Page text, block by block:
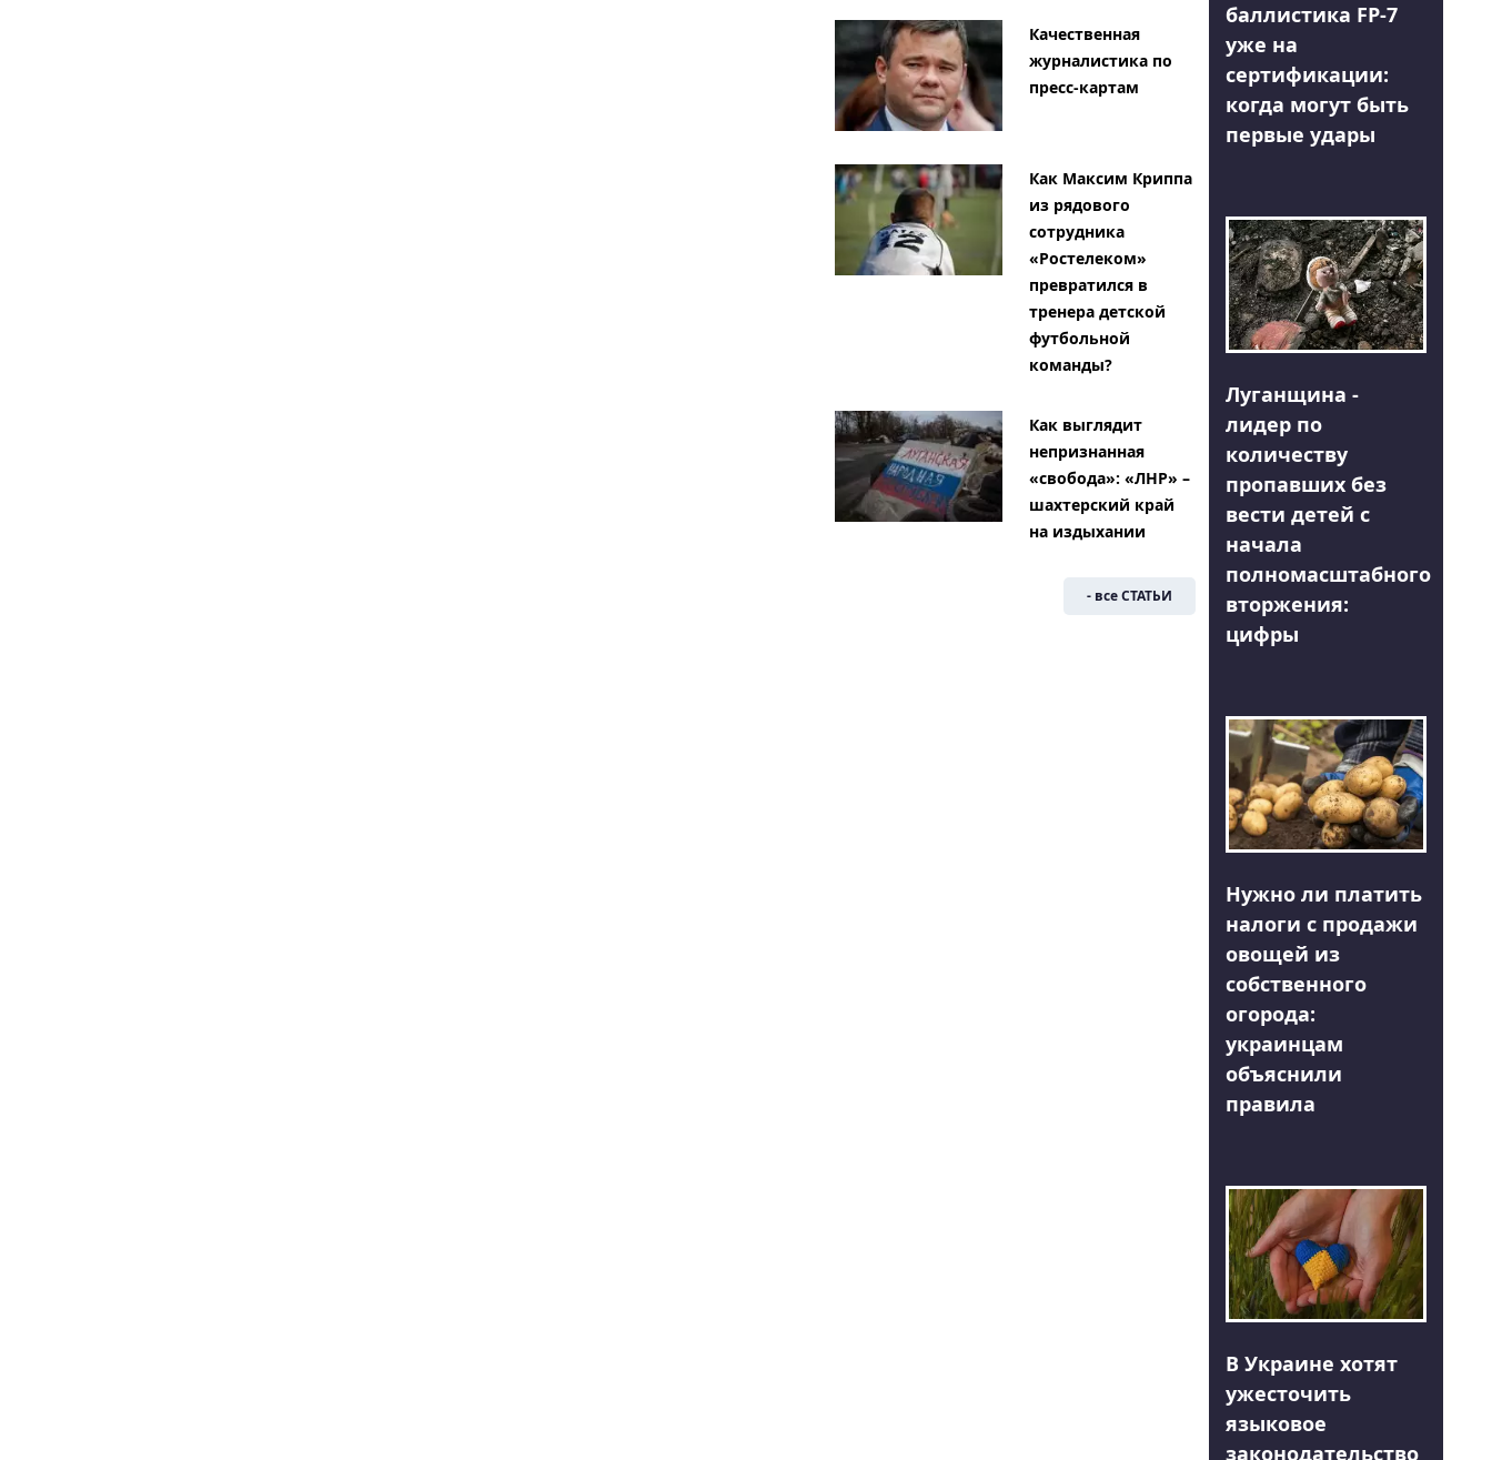
Качественная
журналистика по
пресс-картам
Как Максим Криппа
из рядового
сотрудника
«Ростелеком»
превратился в
тренера детской
футбольной
команды?
Как выглядит
непризнанная
«свобода»: «ЛНР» –
шахтерский край
на издыхании
- все СТАТЬИ
баллистика FP-7
уже на
сертификации:
когда могут быть
первые удары
Луганщина -
лидер по
количеству
пропавших без
вести детей с
начала
полномасштабного
вторжения:
цифры
Нужно ли платить
налоги с продажи
овощей из
собственного
огорода:
украинцам
объяснили
правила
В Украине хотят
ужесточить
языковое
законодательство